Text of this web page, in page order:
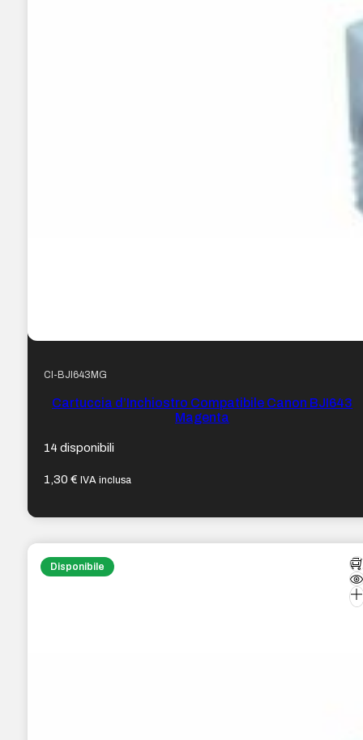
CI-BJI643MG
Cartuccia d’Inchiostro Compatibile Canon BJI643
Magenta
14 disponibili
1,30€ IVA inclusa
Disponibile